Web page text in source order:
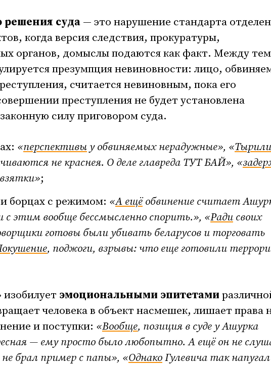
решения суда — это нарушение стандарта
когда версия следствия, прокуратуры,
органов, домыслы подаются как факт. Между
презумпция невиновности: лицо,
считается невиновным, пока его
преступления не будет установлена
силу приговором суда.
«перспективы у обвиняемых нерадужные», «Тырили
не краснея. О деле главреда ТУТ БАЙ», «
;
борцах с режимом: «А ещёобвинение считает
с этим вообще бессмысленно спорить.», «Ради своих
готовы были убивать беларусов и торговать
, поджоги, взрывы: что еще готовили
изобилует эмоциональными эпитетами
человека в объект насмешек, лишает права
и поступки: «Вообще, позиция в суде у Ашурка
— ему просто было любопытно. А ещё он не
брал пример с папы», «ОднакоГулевича так напугал